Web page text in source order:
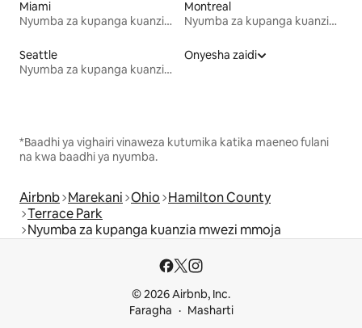
Miami
Nyumba za kupanga kuanzia mwezi mmoja
Montreal
Nyumba za kupanga kuanzia mwezi mmoja
Seattle
Nyumba za kupanga kuanzia mwezi mmoja
Onyesha zaidi
*Baadhi ya vighairi vinaweza kutumika katika maeneo fulani
na kwa baadhi ya nyumba.
Airbnb Marekani Ohio Hamilton County
Terrace Park
Nyumba za kupanga kuanzia mwezi mmoja
© 2026 Airbnb, Inc.
Faragha
Masharti